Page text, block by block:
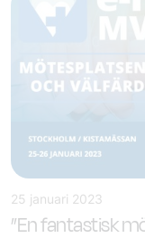
25 januari 2023
”En fantastisk